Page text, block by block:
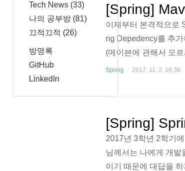
[Spring]
이제부터 본격적으로
ng Depedency를 추
(메이븐에 관해서 모
는데는 애를 많이 먹
택해줍니다. 2. Maven
Spring 2017. 11. 2. 16:36
[Spring]
2017년 3학년 2학기
님께서는 나에게 개발
이기 때문에 대답을
Tech News (33)
나의 공부방 (81)
끄적끄적 (26)
방명록
GitHub
LinkedIn